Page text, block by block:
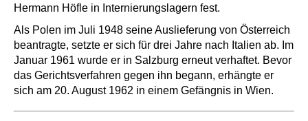
Hermann Höfle in Internierungslagern fest.
Als Polen im Juli 1948 seine Auslieferung von Österreich
beantragte, setzte er sich für drei Jahre nach Italien ab. Im
Januar 1961 wurde er in Salzburg erneut verhaftet. Bevor
das Gerichtsverfahren gegen ihn begann, erhängte er
sich am 20. August 1962 in einem Gefängnis in Wien.